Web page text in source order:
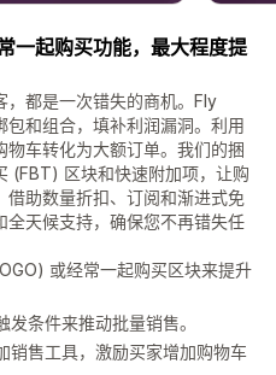
一起购买功能，最大程度提
，都是一次错失的商机。Fly
和组合，填补利润漏洞。利用
车转化为大额订单。我们的捆
(FBT) 区块和快速附加项，让购
借助数量折扣、订阅和渐进式免
全天候支持，确保您不再错失任
或经常一起购买区块来提升
条件来推动批量销售。
销售工具，激励买家增加购物车